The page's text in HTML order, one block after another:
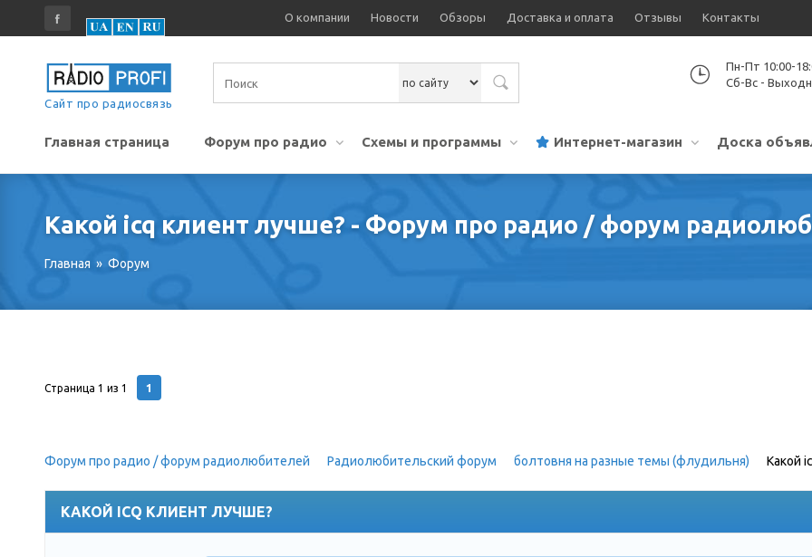
О компании Новости Обзоры Доставка и оплата Отзывы Контакты
Сайт про радиосвязь
Пн-Пт 10:00-
Сб-Вс -
Главная страница Форум про радио Схемы и программы Интернет-магазин Доска
Какой icq клиент лучше? - Форум про радио / форум
Главная » Форум
Страница 1 из 1 1
Форум про радио / форум радиолюбителей Радиолюбительский форум болтовня на разные темы (флудильня) Какой
КАКОЙ ICQ КЛИЕНТ ЛУЧШЕ?